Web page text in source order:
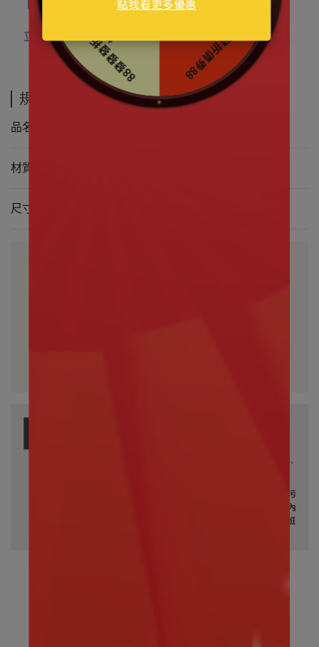
規格說明
品名 三麗鷗｜帕恰狗 香草薄荷冰淇淋 絨毛玩偶
材質 表布&填充物-100%聚酯纖維
尺寸 約(H)30cm(依實物為準)